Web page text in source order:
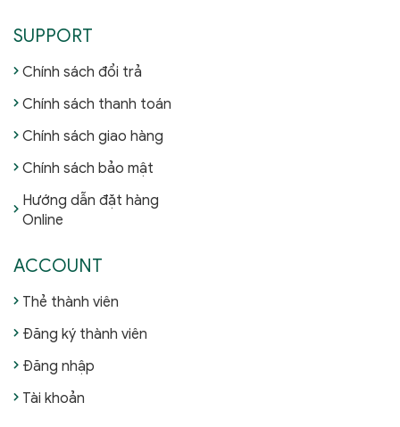
SUPPORT
Chính sách đổi trả
Chính sách thanh toán
Chính sách giao hàng
Chính sách bảo mật
Hướng dẫn đặt hàng
Online
ACCOUNT
Thẻ thành viên
Đăng ký thành viên
Đăng nhập
Tài khoản